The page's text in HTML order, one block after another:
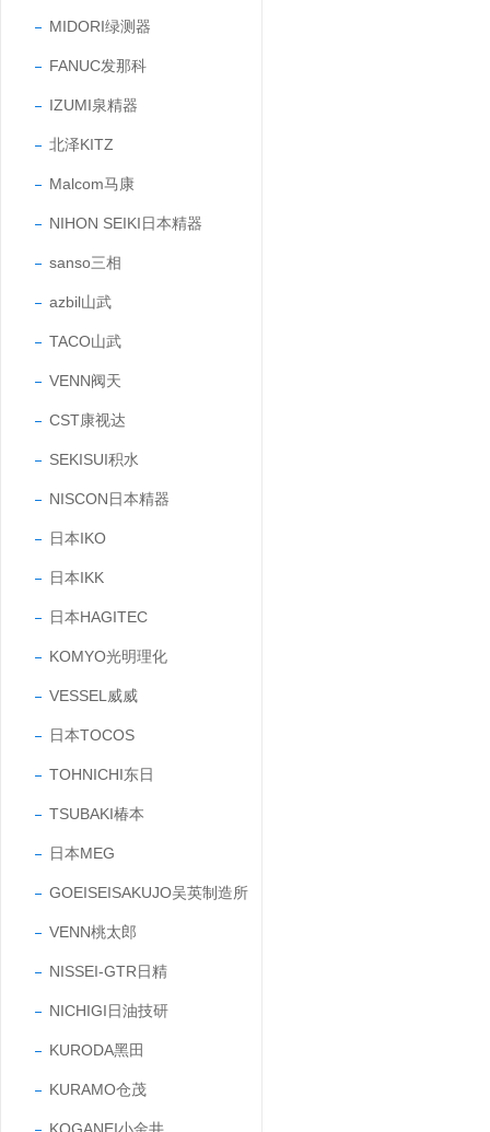
MIDORI绿测器
FANUC发那科
IZUMI泉精器
北泽KITZ
Malcom马康
NIHON SEIKI日本精器
sanso三相
azbil山武
TACO山武
VENN阀天
CST康视达
SEKISUI积水
NISCON日本精器
日本IKO
日本IKK
日本HAGITEC
KOMYO光明理化
VESSEL威威
日本TOCOS
TOHNICHI东日
TSUBAKI椿本
日本MEG
GOEISEISAKUJO吴英制造所
VENN桃太郎
NISSEI-GTR日精
NICHIGI日油技研
KURODA黑田
KURAMO仓茂